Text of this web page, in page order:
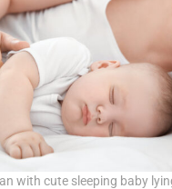
with cute sleeping baby